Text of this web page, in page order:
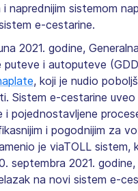
i naprednijim sistemom
e-cestarine.
2021. godine,
puteve i autoputeve
, koji je nudio
Sistem e-cestarine uveo
i pojednostavljene
i pogodnijim za
je viaTOLL sistem,
septembra 2021.
na novi sistem e-